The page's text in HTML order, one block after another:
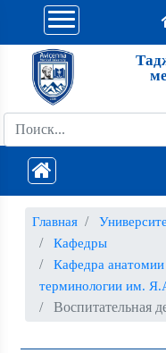
Главная
Кафедры
Кафедра анатомии
терминологии им.
Воспитательная